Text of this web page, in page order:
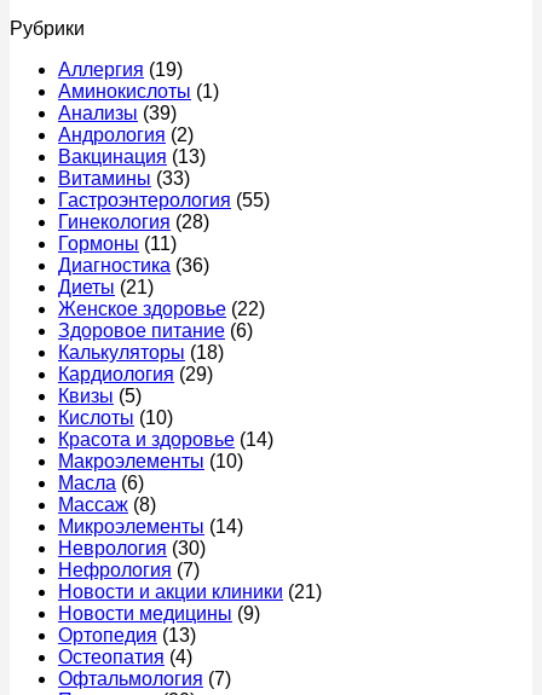
Рубрики
Аллергия (19)
Аминокислоты (1)
Анализы (39)
Андрология (2)
Вакцинация (13)
Витамины (33)
Гастроэнтерология (55)
Гинекология (28)
Гормоны (11)
Диагностика (36)
Диеты (21)
Женское здоровье (22)
Здоровое питание (6)
Калькуляторы (18)
Кардиология (29)
Квизы (5)
Кислоты (10)
Красота и здоровье (14)
Макроэлементы (10)
Масла (6)
Массаж (8)
Микроэлементы (14)
Неврология (30)
Нефрология (7)
Новости и акции клиники (21)
Новости медицины (9)
Ортопедия (13)
Остеопатия (4)
Офтальмология (7)